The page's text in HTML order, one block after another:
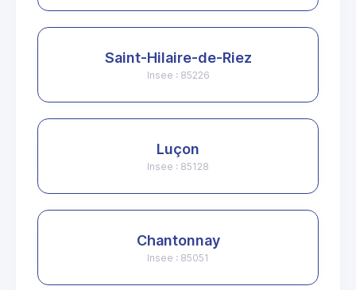
Saint-Hilaire-de-Riez
Insee : 85226
Luçon
Insee : 85128
Chantonnay
Insee : 85051